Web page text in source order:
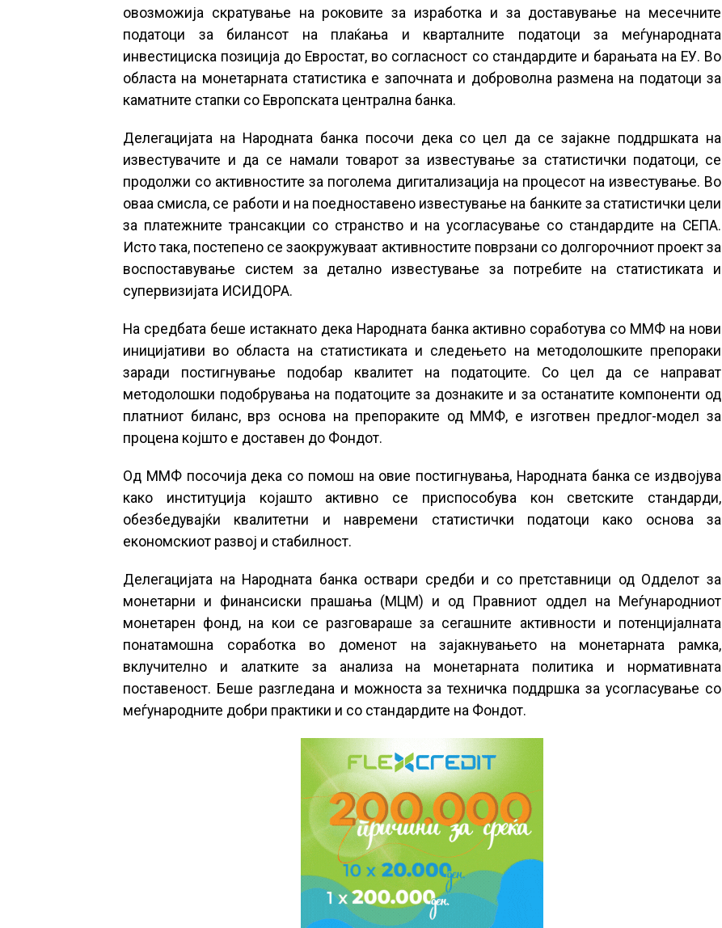
овозможија скратување на роковите за изработка и за доставување на месечните
податоци за билансот на плаќања и кварталните податоци за меѓународната
инвестициска позиција до Евростат, во согласност со стандардите и барањата на ЕУ. Во
областа на монетарната статистика е започната и доброволна размена на податоци за
каматните стапки со Европската централна банка.
Делегацијата на Народната банка посочи дека со цел да се зајакне поддршката на
известувачите и да се намали товарот за известување за статистички податоци, се
продолжи со активностите за поголема дигитализација на процесот на известување. Во
оваа смисла, се работи и на поедноставено известување на банките за статистички цели
за платежните трансакции со странство и на усогласување со стандардите на СЕПА.
Исто така, постепено се заокружуваат активностите поврзани со долгорочниот проект за
воспоставување систем за детално известување за потребите на статистиката и
супервизијата ИСИДОРА.
На средбата беше истакнато дека Народната банка активно соработува со ММФ на нови
иницијативи во областа на статистиката и следењето на методолошките препораки
заради постигнување подобар квалитет на податоците. Со цел да се направат
методолошки подобрувања на податоците за дознаките и за останатите компоненти од
платниот биланс, врз основа на препораките од ММФ, е изготвен предлог-модел за
процена којшто е доставен до Фондот.
Од ММФ посочија дека со помош на овие постигнувања, Народната банка се издвојува
како институција којашто активно се приспособува кон светските стандарди,
обезбедувајќи квалитетни и навремени статистички податоци како основа за
економскиот развој и стабилност.
Делегацијата на Народната банка оствари средби и со претставници од Одделот за
монетарни и финансиски прашања (МЦМ) и од Правниот оддел на Меѓународниот
монетарен фонд, на кои се разговараше за сегашните активности и потенцијалната
понатамошна соработка во доменот на зајакнувањето на монетарната рамка,
вклучително и алатките за анализа на монетарната политика и нормативната
поставеност. Беше разгледана и можноста за техничка поддршка за усогласување со
меѓународните добри практики и со стандардите на Фондот.